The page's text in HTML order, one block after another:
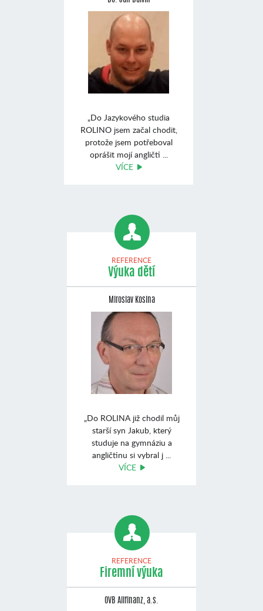
„Do Jazykového studia
ROLINO jsem začal chodit,
protože jsem potřeboval
oprášit mojí angličti ...
VÍCE
REFERENCE
Výuka dětí
Miroslav Kosina
„Do ROLINA již chodil můj
starší syn Jakub, který
studuje na gymnáziu a
angličtinu si vybral j ...
VÍCE
REFERENCE
Firemní výuka
OVB Allfinanz, a.s.